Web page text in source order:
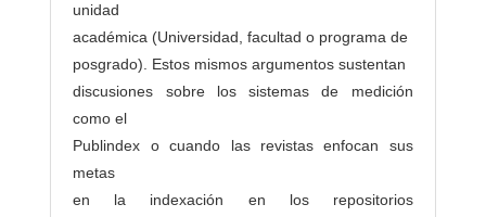
unidad
académica (Universidad, facultad o programa de
posgrado). Estos mismos argumentos sustentan
discusiones sobre los sistemas de medición
como el
Publindex o cuando las revistas enfocan sus
metas
en la indexación en los repositorios